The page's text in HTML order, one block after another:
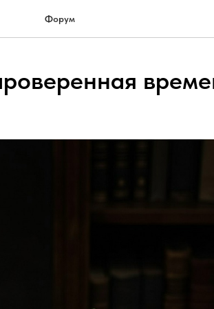
Форум